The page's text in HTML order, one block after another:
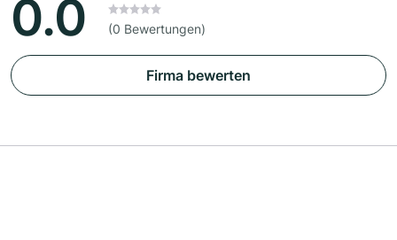
0.0 (0 Bewertungen)
Firma bewerten